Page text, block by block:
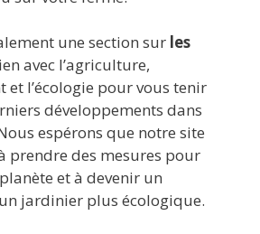
une section sur les
avec l’agriculture,
et l’écologie pour vous tenir
développements dans
espérons que notre site
prendre des mesures pour
et à devenir un
jardinier plus écologique.